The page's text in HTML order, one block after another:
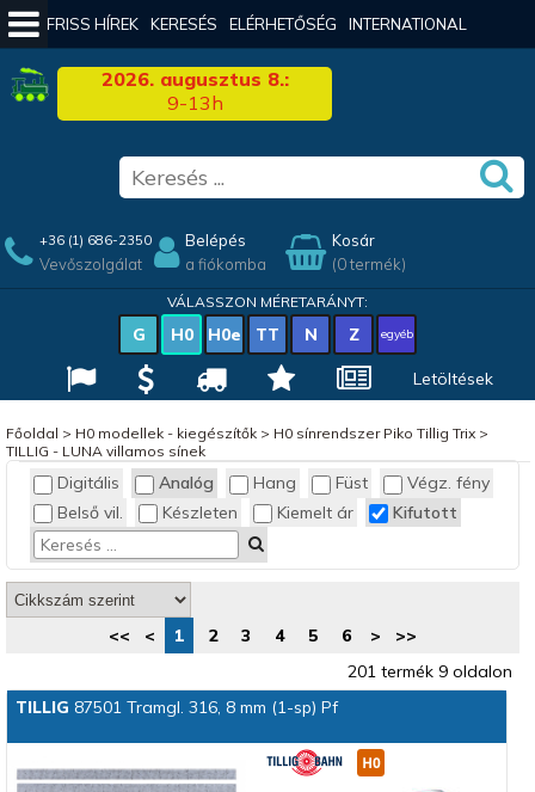
FRISS HÍREK KERESÉS ELÉRHETŐSÉG INTERNATIONAL
2026. augusztus 8.:
9-13h
+36 (1) 686-2350
Vevőszolgálat
Belépés
a fiókomba
Kosár
(0 termék)
VÁLASSZON MÉRETARÁNYT:
G H0 H0e TT N Z egyéb
Letöltések
Főoldal > H0 modellek - kiegészítők> H0 sínrendszer Piko Tillig Trix>
TILLIG - LUNA villamos sínek
Digitális Analóg Hang Füst
Végz. fény
Belső vil.
Készleten Kiemelt ár Kifutott
<< < 1 2 3 4 5 6 >
>>
201 termék 9 oldalon
TILLIG 87501 Tramgl. 316, 8 mm (1-sp) Pf